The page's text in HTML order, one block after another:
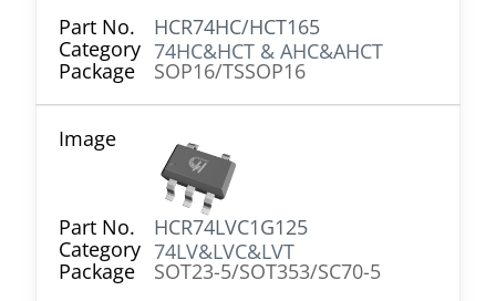
HCR74HC/HCT165
74HC&HCT & AHC&AHCT
SOP16/TSSOP16
HCR74LVC1G125
74LV&LVC&LVT
SOT23-5/SOT353/SC70-5